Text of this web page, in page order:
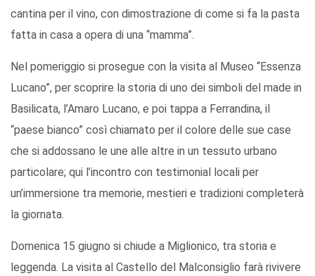
cantina per il vino, con dimostrazione di come si fa la pasta
fatta in casa a opera di una “mamma”.
Nel pomeriggio si prosegue con la visita al Museo “Essenza
Lucano”, per scoprire la storia di uno dei simboli del made in
Basilicata, l’Amaro Lucano, e poi tappa a Ferrandina, il
“paese bianco” così chiamato per il colore delle sue case
che si addossano le une alle altre in un tessuto urbano
particolare; qui l’incontro con testimonial locali per
un’immersione tra memorie, mestieri e tradizioni completerà
la giornata.
Domenica 15 giugno si chiude a Miglionico, tra storia e
leggenda. La visita al Castello del Malconsiglio farà rivivere